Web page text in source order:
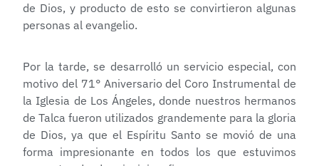
de Dios, y producto de esto se convirtieron algunas
personas al evangelio.
Por la tarde, se desarrolló un servicio especial, con
motivo del 71° Aniversario del Coro Instrumental de
la Iglesia de Los Ángeles, donde nuestros hermanos
de Talca fueron utilizados grandemente para la gloria
de Dios, ya que el Espíritu Santo se movió de una
forma impresionante en todos los que estuvimos